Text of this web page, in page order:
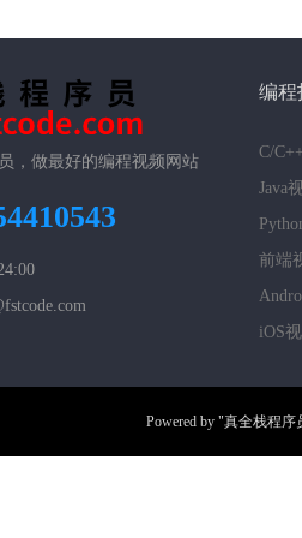
，做最好的编程视频网站
编程
C/
Java
前端
iOS
Powered by "真全栈程序